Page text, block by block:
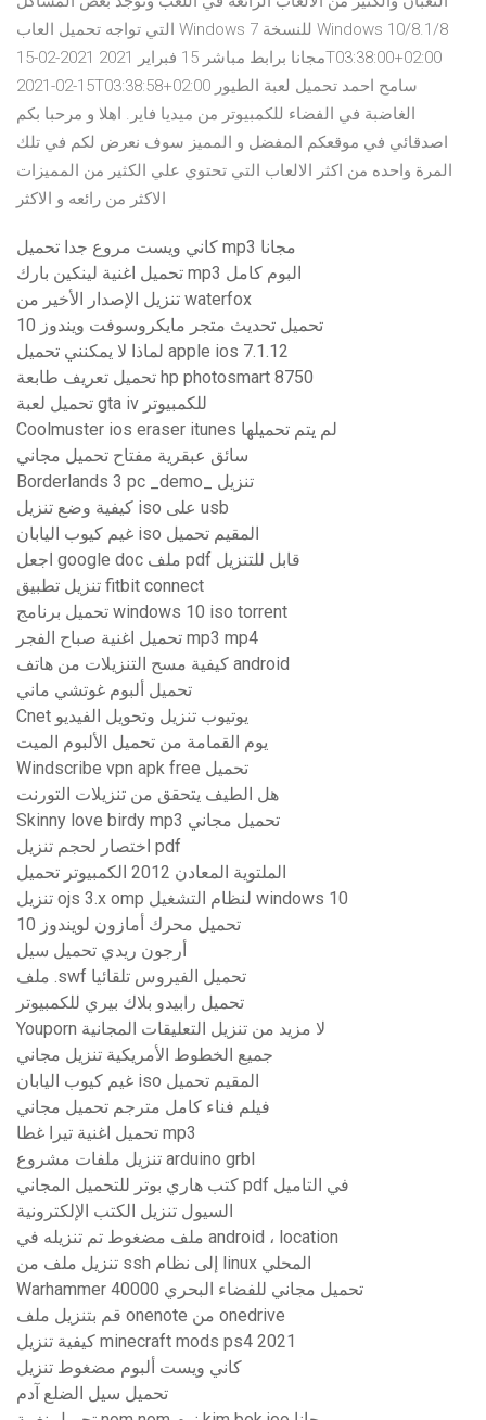
التي تواجه تحميل العاب Windows 7 للنسخة Windows 10/8.1/8
مجانا برابط مباشر 15 فبراير 2021 2021-02-15T03:38:00+02:00
2021-02-15T03:38:58+02:00 سامح احمد تحميل لعبة الطيور
الغاضبة في الفضاء للكمبيوتر من ميديا فاير. اهلا و مرحبا بكم
اصدقائي في موقعكم المفضل و المميز سوف نعرض لكم في تلك
المرة واحده من اكثر الالعاب التي تحتوي علي الكثير من المميزات
الاكثر من رائعه و الاكثر
كاني ويست مروع جدا تحميل mp3 مجانا
تحميل اغنية لينكين بارك mp3 البوم كامل
تنزيل الإصدار الأخير من waterfox
تحميل تحديث متجر مايكروسوفت ويندوز 10
لماذا لا يمكنني تحميل apple ios 7.1.12
تحميل تعريف طابعة hp photosmart 8750
تحميل لعبة gta iv للكمبيوتر
Coolmuster ios eraser itunes لم يتم تحميلها
سائق عبقرية مفتاح تحميل مجاني
Borderlands 3 pc _demo_ تنزيل
كيفية وضع تنزيل iso على usb
غيم كيوب اليابان iso المقيم تحميل
اجعل google doc ملف pdf قابل للتنزيل
تنزيل تطبيق fitbit connect
تحميل برنامج windows 10 iso torrent
تحميل اغنية صباح الفجر mp3 mp4
كيفية مسح التنزيلات من هاتف android
تحميل ألبوم غوتشي ماني
Cnet يوتيوب تنزيل وتحويل الفيديو
يوم القمامة من تحميل الألبوم الميت
Windscribe vpn apk free تحميل
هل الطيف يتحقق من تنزيلات التورنت
Skinny love birdy mp3 تحميل مجاني
اختصار لحجم تنزيل pdf
الملتوية المعادن 2012 الكمبيوتر تحميل
تنزيل ojs 3.x omp لنظام التشغيل windows 10
تحميل محرك أمازون لويندوز 10
أرجون ريدي تحميل سيل
ملف .swf تحميل الفيروس تلقائيا
تحميل رابيدو بلاك بيري للكمبيوتر
Youporn لا مزيد من تنزيل التعليقات المجانية
جميع الخطوط الأمريكية تنزيل مجاني
غيم كيوب اليابان iso المقيم تحميل
فيلم فناء كامل مترجم تحميل مجاني
تحميل اغنية تيرا غطا mp3
تنزيل ملفات مشروع arduino grbl
كتب هاري بوتر للتحميل المجاني pdf في التاميل
السيول تنزيل الكتب الإلكترونية
ملف مضغوط تم تنزيله في android ، location
تنزيل ملف من ssh إلى نظام linux المحلي
Warhammer 40000 تحميل مجاني للفضاء البحري
قم بتنزيل ملف onenote من onedrive
كيفية تنزيل minecraft mods ps4 2021
كاني ويست ألبوم مضغوط تنزيل
تحميل سيل الضلع آدم